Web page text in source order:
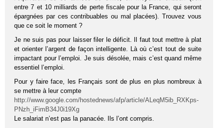
entre 7 et 10 milliards de perte fiscale pour la France, qui seront
épargnées par ces contribuables ou mal placées). Trouvez vous
que ce soit le moment ?
Je ne suis pas pour laisser filer le déficit. Il faut tout mettre à plat
et orienter l’argent de façon intelligente. Là où c’est tout de suite
impactant pour l’emploi. Je suis désolée, mais c’est quand même
essentiel l’emploi.
Pour y faire face, les Français sont de plus en plus nombreux à
se mettre à leur compte
http://www.google.com/hostednews/afp/article/ALeqM5ib_RXKps-
PNzh_iFimB34J0i19Xg
Le salariat n’est pas la panacée. Ils l’ont compris.